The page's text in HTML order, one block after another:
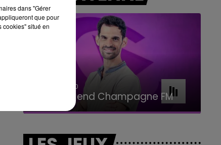
16h00 - 20h00
Le Week-end Champagne FM
dans "Gérer
que pour
cookies" situé en